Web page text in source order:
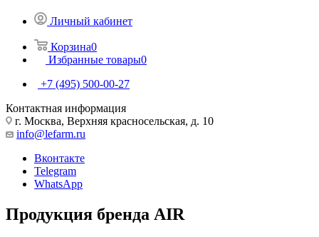
Личный кабинет
Корзина0
Избранные товары0
+7 (495) 500-00-27
Контактная информация
г. Москва, Верхняя красносельская, д. 10
info@lefarm.ru
Вконтакте
Telegram
WhatsApp
Продукция бренда AIR